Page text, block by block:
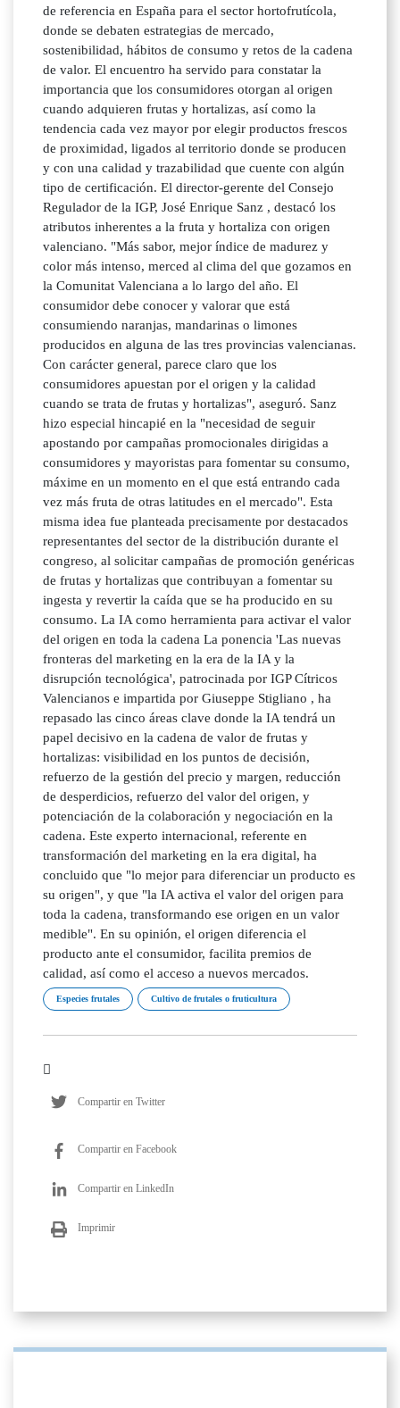
de referencia en España para el sector hortofrutícola,
donde se debaten estrategias de mercado,
sostenibilidad, hábitos de consumo y retos de la cadena
de valor. El encuentro ha servido para constatar la
importancia que los consumidores otorgan al origen
cuando adquieren frutas y hortalizas, así como la
tendencia cada vez mayor por elegir productos frescos
de proximidad, ligados al territorio donde se producen
y con una calidad y trazabilidad que cuente con algún
tipo de certificación. El director-gerente del Consejo
Regulador de la IGP, José Enrique Sanz , destacó los
atributos inherentes a la fruta y hortaliza con origen
valenciano. "Más sabor, mejor índice de madurez y
color más intenso, merced al clima del que gozamos en
la Comunitat Valenciana a lo largo del año. El
consumidor debe conocer y valorar que está
consumiendo naranjas, mandarinas o limones
producidos en alguna de las tres provincias valencianas.
Con carácter general, parece claro que los
consumidores apuestan por el origen y la calidad
cuando se trata de frutas y hortalizas", aseguró. Sanz
hizo especial hincapié en la "necesidad de seguir
apostando por campañas promocionales dirigidas a
consumidores y mayoristas para fomentar su consumo,
máxime en un momento en el que está entrando cada
vez más fruta de otras latitudes en el mercado". Esta
misma idea fue planteada precisamente por destacados
representantes del sector de la distribución durante el
congreso, al solicitar campañas de promoción genéricas
de frutas y hortalizas que contribuyan a fomentar su
ingesta y revertir la caída que se ha producido en su
consumo. La IA como herramienta para activar el valor
del origen en toda la cadena La ponencia 'Las nuevas
fronteras del marketing en la era de la IA y la
disrupción tecnológica', patrocinada por IGP Cítricos
Valencianos e impartida por Giuseppe Stigliano , ha
repasado las cinco áreas clave donde la IA tendrá un
papel decisivo en la cadena de valor de frutas y
hortalizas: visibilidad en los puntos de decisión,
refuerzo de la gestión del precio y margen, reducción
de desperdicios, refuerzo del valor del origen, y
potenciación de la colaboración y negociación en la
cadena. Este experto internacional, referente en
transformación del marketing en la era digital, ha
concluido que "lo mejor para diferenciar un producto es
su origen", y que "la IA activa el valor del origen para
toda la cadena, transformando ese origen en un valor
medible". En su opinión, el origen diferencia el
producto ante el consumidor, facilita premios de
calidad, así como el acceso a nuevos mercados.
Especies frutales Cultivo de frutales o fruticultura
Compartir en Twitter
Compartir en Facebook
Compartir en LinkedIn
Imprimir